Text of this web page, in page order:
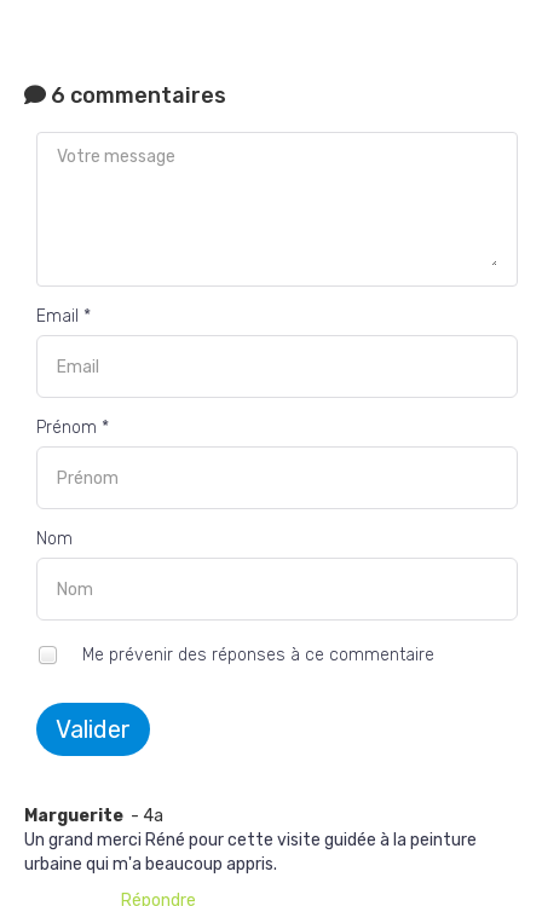
6 commentaires
Email *
Prénom *
Nom
Me prévenir des réponses à ce commentaire
Valider
Marguerite - 4a
Un grand merci Réné pour cette visite guidée à la peinture
urbaine qui m'a beaucoup appris.
Répondre